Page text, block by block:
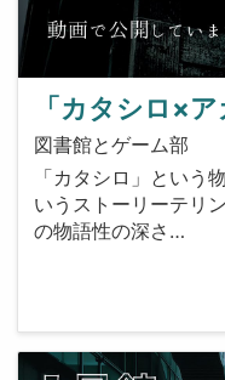
「カタシロ×
図書館とゲーム部
「カタシロ」という
いうストーリーテリ
の物語性の深さ…